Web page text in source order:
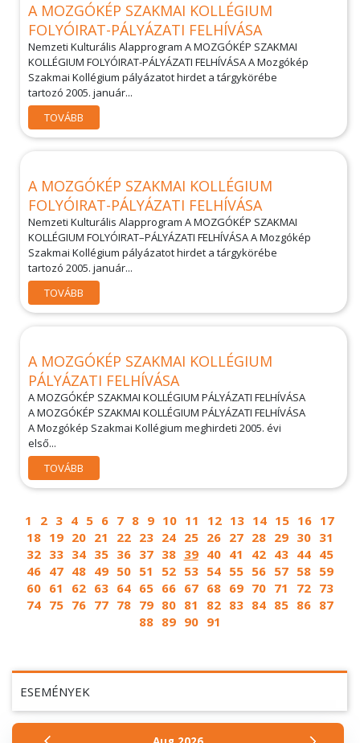
ESEMÉNYEK
A MOZGÓKÉP SZAKMAI KOLLÉGIUM
FOLYÓIRAT-PÁLYÁZATI FELHÍVÁSA
Nemzeti Kulturális Alapprogram A MOZGÓKÉP SZAKMAI
KOLLÉGIUM FOLYÓIRAT-PÁLYÁZATI FELHÍVÁSA A Mozgókép
Szakmai Kollégium pályázatot hirdet a tárgykörébe
tartozó 2005. január...
TOVÁBB
A MOZGÓKÉP SZAKMAI KOLLÉGIUM
FOLYÓIRAT-PÁLYÁZATI FELHÍVÁSA
Nemzeti Kulturális Alapprogram A MOZGÓKÉP SZAKMAI
KOLLÉGIUM FOLYÓIRAT–PÁLYÁZATI FELHÍVÁSA A Mozgókép
Szakmai Kollégium pályázatot hirdet a tárgykörébe
tartozó 2005. január...
TOVÁBB
A MOZGÓKÉP SZAKMAI KOLLÉGIUM
PÁLYÁZATI FELHÍVÁSA
A MOZGÓKÉP SZAKMAI KOLLÉGIUM PÁLYÁZATI FELHÍVÁSA
A MOZGÓKÉP SZAKMAI KOLLÉGIUM PÁLYÁZATI FELHÍVÁSA
A Mozgókép Szakmai Kollégium meghirdeti 2005. évi
első...
TOVÁBB
1 2 3 4 5 6 7 8 9 10 11 12 13 14 15 16 17
18 19 20 21 22 23 24 25 26 27 28 29 30 31
32 33 34 35 36 37 38 39 40 41 42 43 44 45
46 47 48 49 50 51 52 53 54 55 56 57 58 59
60 61 62 63 64 65 66 67 68 69 70 71 72 73
74 75 76 77 78 79 80 81 82 83 84 85 86 87
88 89 90 91